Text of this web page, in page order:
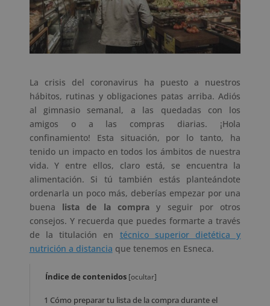
La crisis del coronavirus ha puesto a nuestros
hábitos, rutinas y obligaciones patas arriba. Adiós
al gimnasio semanal, a las quedadas con los
amigos o a las compras diarias. ¡Hola
confinamiento! Esta situación, por lo tanto, ha
tenido un impacto en todos los ámbitos de nuestra
vida. Y entre ellos, claro está, se encuentra la
alimentación. Si tú también estás planteándote
ordenarla un poco más, deberías empezar por una
buena lista de la compra y seguir por otros
consejos. Y recuerda que puedes formarte a través
de la titulación en técnico superior dietética y
nutrición a distancia que tenemos en Esneca.
Índice de contenidos [ocultar]
1 Cómo preparar tu lista de la compra durante el